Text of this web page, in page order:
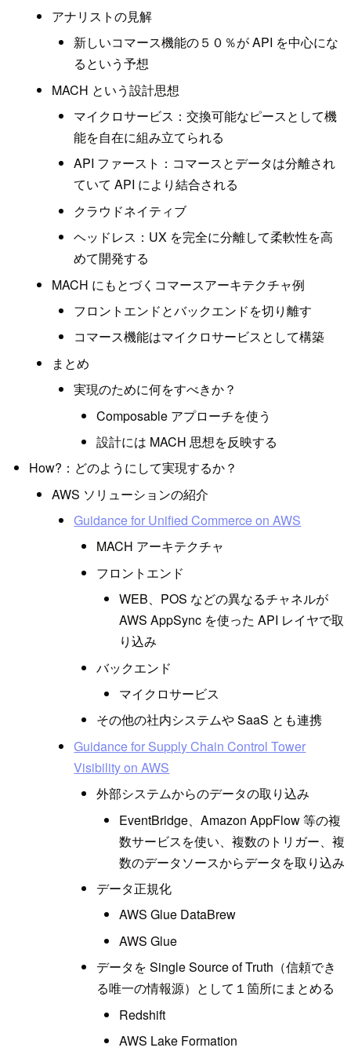
アナリストの見解
新しいコマース機能の５０％が API を中心にな
るという予想
MACH という設計思想
マイクロサービス：交換可能なピースとして機
能を自在に組み立てられる
API ファースト：コマースとデータは分離され
ていて API により結合される
クラウドネイティブ
ヘッドレス：UX を完全に分離して柔軟性を高
めて開発する
MACH にもとづくコマースアーキテクチャ例
フロントエンドとバックエンドを切り離す
コマース機能はマイクロサービスとして構築
まとめ
実現のために何をすべきか？
Composable アプローチを使う
設計には MACH 思想を反映する
How?：どのようにして実現するか？
AWS ソリューションの紹介
Guidance for Unified Commerce on AWS
MACH アーキテクチャ
フロントエンド
WEB、POS などの異なるチャネルが
AWS AppSync を使った API レイヤで取
り込み
バックエンド
マイクロサービス
その他の社内システムや SaaS とも連携
Guidance for Supply Chain Control Tower
Visibility on AWS
外部システムからのデータの取り込み
EventBridge、Amazon AppFlow 等の複
数サービスを使い、複数のトリガー、複
数のデータソースからデータを取り込み
データ正規化
AWS Glue DataBrew
AWS Glue
データを Single Source of Truth（信頼でき
る唯一の情報源）として１箇所にまとめる
Redshift
AWS Lake Formation